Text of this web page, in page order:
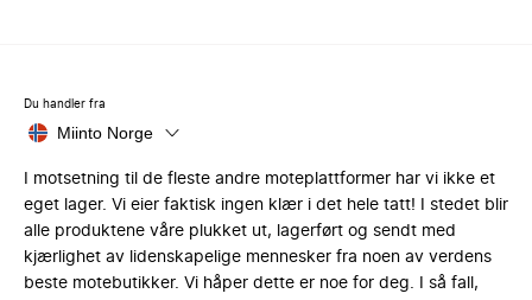
Du handler fra
Miinto Norge
I motsetning til de fleste andre moteplattformer har vi ikke et
eget lager. Vi eier faktisk ingen klær i det hele tatt! I stedet blir
alle produktene våre plukket ut, lagerført og sendt med
kjærlighet av lidenskapelige mennesker fra noen av verdens
beste motebutikker. Vi håper dette er noe for deg. I så fall,